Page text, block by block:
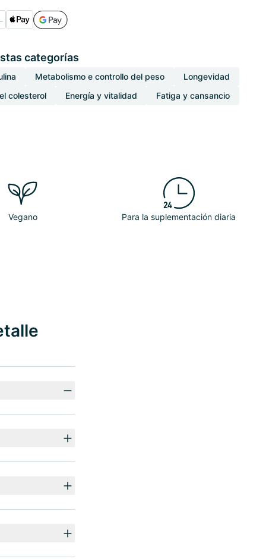
categorías
Metabolismo e controllo del peso
Longevidad
colesterol
Energía y vitalidad Fatiga y cansancio
Vegano Para la suplementación diaria